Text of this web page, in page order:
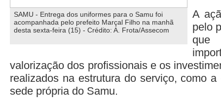
SAMU - Entrega dos uniformes para o Samu foi
acompanhada pelo prefeito Marçal Filho na manhã
desta sexta-feira (15) - Crédito: A. Frota/Assecom
A
pelo
valorização dos profissionais e os
realizados na estrutura do serviço, como
sede própria do Samu.